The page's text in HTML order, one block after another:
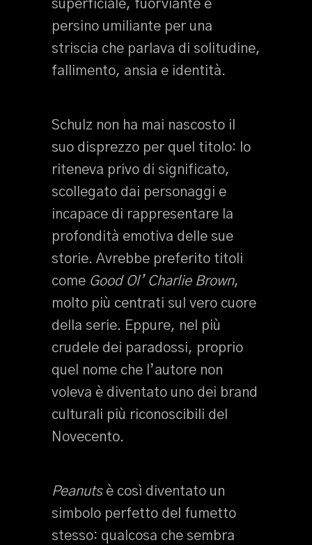
superficiale, fuorviante e
persino umiliante per una
striscia che parlava di solitudine,
fallimento, ansia e identità.
Schulz non ha mai nascosto il
suo disprezzo per quel titolo: lo
riteneva privo di significato,
scollegato dai personaggi e
incapace di rappresentare la
profondità emotiva delle sue
storie. Avrebbe preferito titoli
come Good Ol’ Charlie Brown,
molto più centrati sul vero cuore
della serie. Eppure, nel più
crudele dei paradossi, proprio
quel nome che l’autore non
voleva è diventato uno dei brand
culturali più riconoscibili del
Novecento.
Peanutsè così diventato un
simbolo perfetto del fumetto
stesso: qualcosa che sembra